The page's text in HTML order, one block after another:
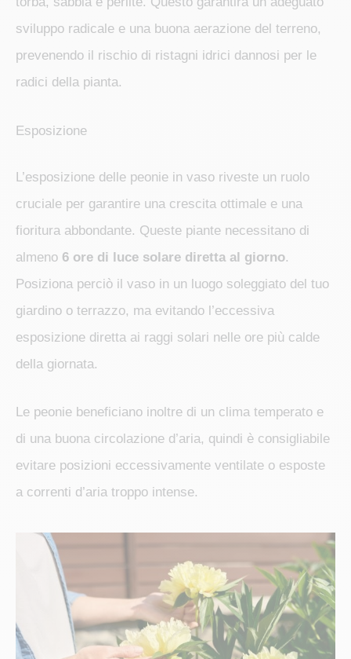
sviluppo radicale e una buona aerazione del terreno,
prevenendo il rischio di ristagni idrici dannosi per le
radici della pianta.
Esposizione
L’esposizione delle peonie in vaso riveste un ruolo
cruciale per garantire una crescita ottimale e una
fioritura abbondante. Queste piante necessitano di
almeno 6 ore di luce solare diretta al giorno.
Posiziona perciò il vaso in un luogo soleggiato del tuo
giardino o terrazzo, ma evitando l’eccessiva
esposizione diretta ai raggi solari nelle ore più calde
della giornata.
Le peonie beneficiano inoltre di un clima temperato e
di una buona circolazione d’aria, quindi è consigliabile
evitare posizioni eccessivamente ventilate o esposte
a correnti d’aria troppo intense.